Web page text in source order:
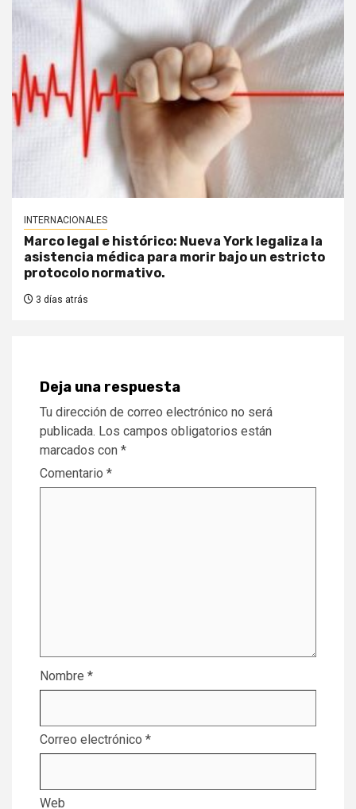
INTERNACIONALES
Marco legal e histórico: Nueva York legaliza la
asistencia médica para morir bajo un estricto
protocolo normativo.
3 días atrás
Deja una respuesta
Tu dirección de correo electrónico no será
publicada. Los campos obligatorios están
marcados con *
Comentario *
Nombre *
Correo electrónico *
Web